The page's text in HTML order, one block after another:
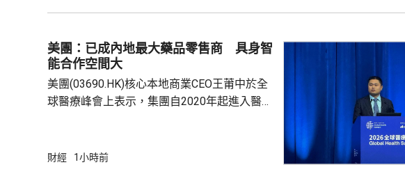
貨幣選擇、環球資產配置、人生規劃、財富傳
承等專業服務，相信對內地客戶有一定吸引
力。 香港保險業聯會表示，截至目前為...
美團：已成內地最大藥品零售商 具身智
能合作空間大
美團(03690.HK)核心本地商業CEO王莆中於全
球醫療峰會上表示，集團自2020年起進入醫療
美團提供全時段的服務保障，截至上月，美團
財經 1小時前